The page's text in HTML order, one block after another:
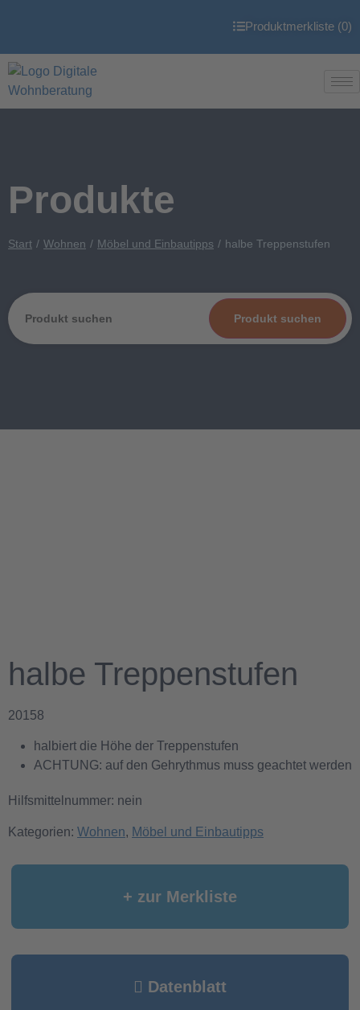
Produktmerkliste (0)
Produkte
Start Wohnen Möbel und Einbautipps halbe Treppenstufen
Produkt suchen
halbe Treppenstufen
20158
halbiert die Höhe der Treppenstufen
ACHTUNG: auf den Gehrythmus muss geachtet werden
Hilfsmittelnummer: nein
Kategorien: Wohnen, Möbel und Einbautipps
+ zur Merkliste
Datenblatt